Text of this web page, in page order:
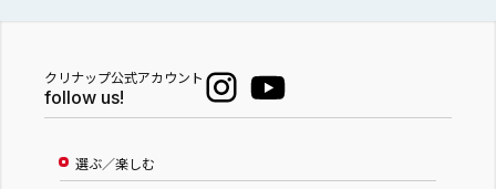
クリナップ公式アカウント
follow us!
選ぶ／楽しむ